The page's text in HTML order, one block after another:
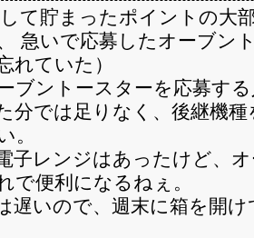
て貯まったポイントの大
急いで応募したオーブン
れていた）
ブントースターを応募す
分では足りなく、後継機
。
子レンジはあったけど、
で便利になるねぇ。
遅いので、週末に箱を開